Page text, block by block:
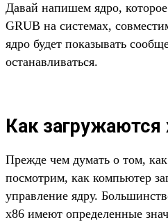
Давай напишем ядро, которое
GRUB на системах,
ядро будет показывать
останавливаться.
Как
Прежде чем думать о том,
посмотрим, как компьютер
управление ядру.
x86 имеют определенные